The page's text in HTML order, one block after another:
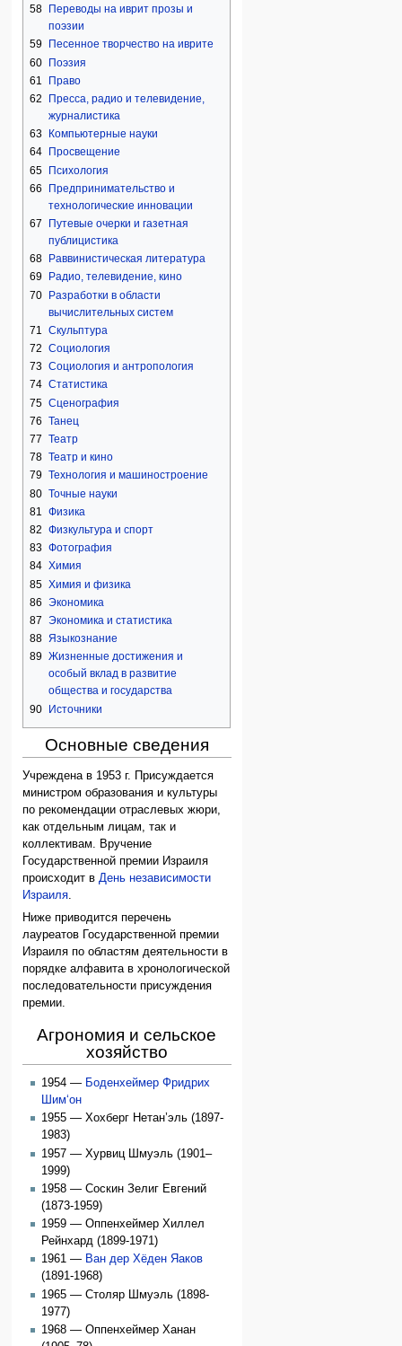
58
Переводы на иврит прозы и
поэзии
59
Песенное творчество на иврите
60 Поэзия
61
Право
62
Пресса, радио и телевидение,
журналистика
63
Компьютерные науки
64
Просвещение
65 Психология
66
Предпринимательство и
технологические инновации
67
Путевые очерки и газетная
публицистика
68
Раввинистическая литература
69
Радио, телевидение, кино
70 Разработки в области
вычислительных систем
71
Скульптура
72 Социология
73 Социология и антропология
74 Статистика
75 Сценография
76 Танец
77 Театр
78 Театр и кино
79 Технология и машиностроение
80 Точные науки
81 Физика
82 Физкультура и спорт
83 Фотография
84 Химия
85 Химия и физика
86 Экономика
87 Экономика и статистика
88 Языкознание
89 Жизненные достижения и
особый вклад в развитие
общества и государства
90 Источники
Основные сведения
Учреждена в 1953 г. Присуждается
министром образования и культуры
по рекомендации отраслевых жюри,
как отдельным лицам, так и
коллективам. Вручение
Государственной премии Израиля
происходит вДень независимости
Израиля.
Ниже приводится перечень
лауреатов Государственной премии
Израиля по областям деятельности в
порядке алфавита в хронологической
последовательности присуждения
премии.
Агрономия и сельское
хозяйство
1954 — Боденхеймер Фридрих
Шим‘он
1955 — Хохберг Нетан’эль (1897-
1983)
1957 — Хурвиц Шмуэль (1901–
1999)
1958 — Соскин Зелиг Евгений
(1873-1959)
1959 — Оппенхеймер Хиллел
Рейнхард (1899-1971)
1961 — Ван дер Хёден Яаков
(1891-1968)
1965 — Столяр Шмуэль (1898-
1977)
1968 — Оппенхеймер Ханан